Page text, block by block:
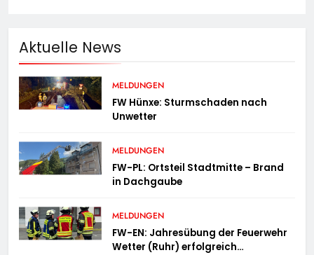
Aktuelle News
MELDUNGEN
FW Hünxe: Sturmschaden nach
Unwetter
MELDUNGEN
FW-PL: Ortsteil Stadtmitte – Brand
in Dachgaube
MELDUNGEN
FW-EN: Jahresübung der Feuerwehr
Wetter (Ruhr) erfolgreich